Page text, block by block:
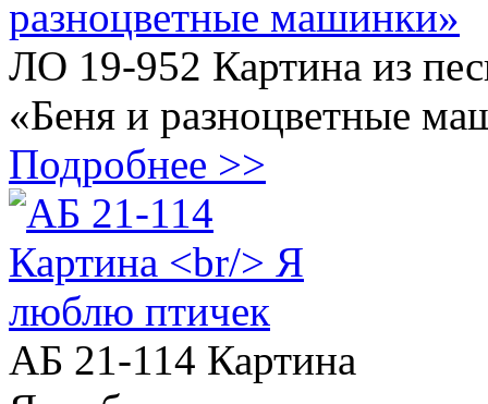
ЛО 19-952 Картина из
«Беня и разноцветные
Подробнее >>
АБ 21-114 Картина